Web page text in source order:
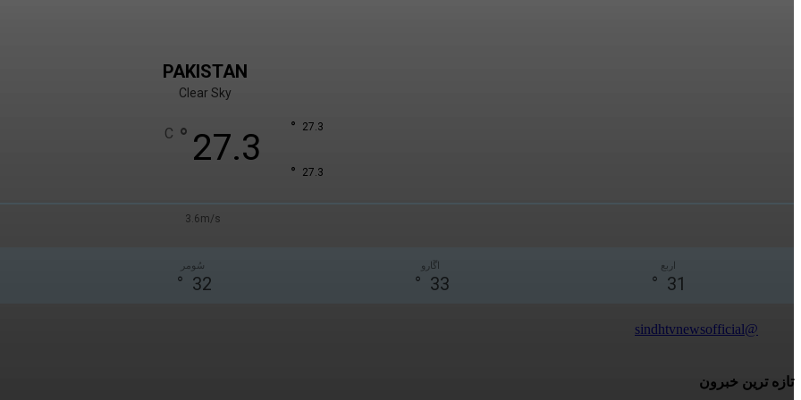
PAKISTAN
Clear Sky
27.3
°
C 27.3
°
27.3
°
3.6m/s
سُومر
32
°
اڱارو
33
°
اربع
31
°
@sindhtvnewsofficial
تازه ترين خبرون